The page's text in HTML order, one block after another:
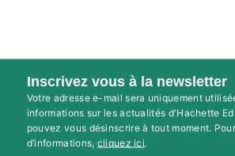
Inscrivez vous à la newsletter
Votre adresse e-mail sera uniquement
informations sur les actualités d'Hachette
pouvez vous désinscrire à tout moment.
d’informations, cliquez ici.